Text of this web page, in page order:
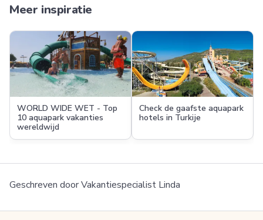
Meer inspiratie
WORLD WIDE WET - Top
10 aquapark vakanties
wereldwijd
Check de gaafste aquapark
hotels in Turkije
Geschreven doorVakantiespecialist Linda